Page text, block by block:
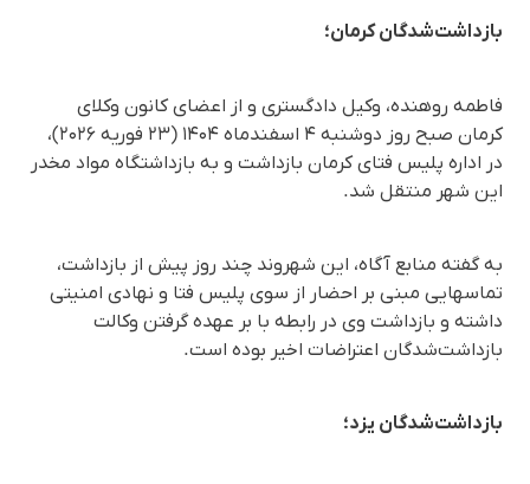
بازداشت‌شدگان کرمان؛
فاطمه روهنده، وکیل دادگستری و از اعضای کانون وکلای
کرمان صبح روز دوشنبه ۴ اسفندماه ۱۴۰۴ (۲۳ فوریه ۲۰۲۶)،
در اداره پلیس فتای کرمان بازداشت و به بازداشتگاه مواد مخدر
این شهر منتقل شد.
به گفته منابع آگاه، این شهروند چند روز پیش از بازداشت،
تماسهایی مبنی بر احضار از سوی پلیس فتا و نهادی امنیتی
داشته و بازداشت وی در رابطه با بر عهده گرفتن وکالت
بازداشت‌شدگان اعتراضات اخیر بوده است.
بازداشت‌شدگان یزد؛